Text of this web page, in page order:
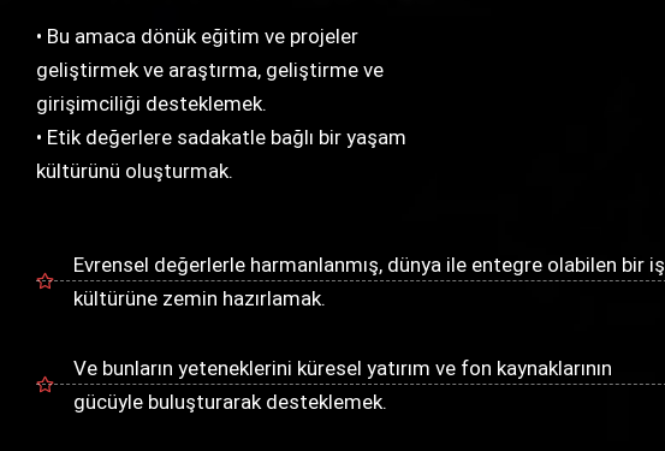
• Bu amaca dönük eğitim ve projeler
geliştirmek ve araştırma, geliştirme ve
girişimciliği desteklemek.
• Etik değerlere sadakatle bağlı bir yaşam
kültürünü oluşturmak.
Evrensel değerlerle harmanlanmış, dünya ile entegre olabilen bir iş
kültürüne zemin hazırlamak.
Ve bunların yeteneklerini küresel yatırım ve fon kaynaklarının
gücüyle buluşturarak desteklemek.